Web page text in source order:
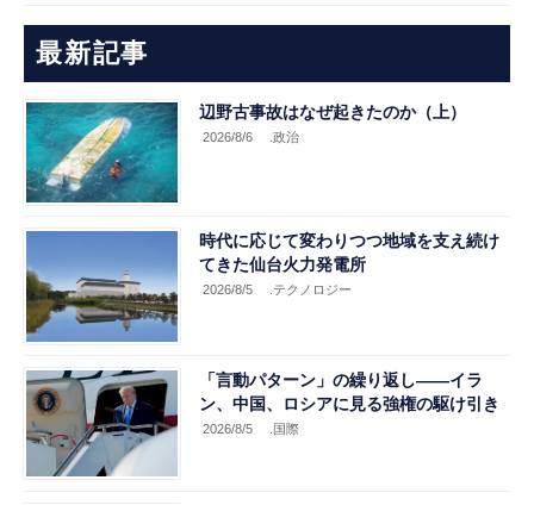
最新記事
辺野古事故はなぜ起きたのか（上）
2026/8/6 .政治
時代に応じて変わりつつ地域を支え続け
てきた仙台火力発電所
2026/8/5 .テクノロジー
「言動パターン」の繰り返し――イラ
ン、中国、ロシアに見る強権の駆け引き
2026/8/5 .国際